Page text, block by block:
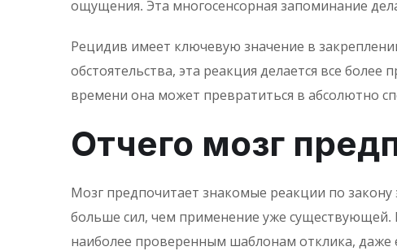
ощущения. Эта многосенсорная запоминание
Рецидив имеет ключевую значение в
обстоятельства, эта реакция делается все
времени она может превратиться в абсолютно
Отчего мозг
Мозг предпочитает знакомые реакции по
больше сил, чем применение уже существующей.
наиболее проверенным шаблонам отклика, даже